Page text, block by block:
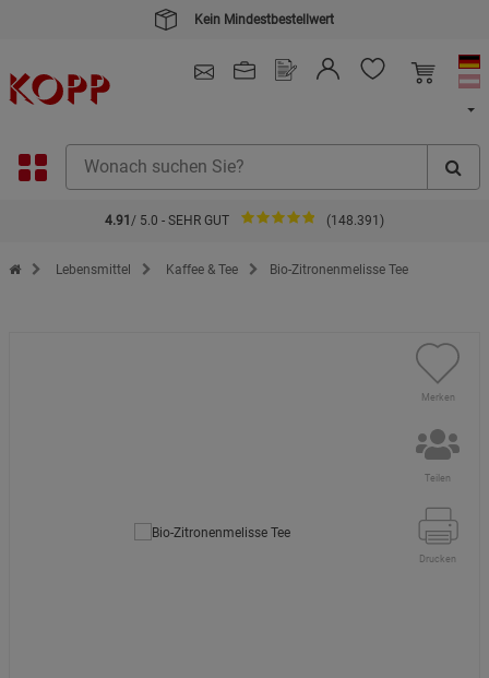
4.91 / 5.0 - SEHR GUT (148.391)
Zur Startseite des Kopp Verlag Online-Shop
Lebensmittel Kaffee & Tee Bio-Zitronenmelisse Tee
Merken
Teilen
Drucken